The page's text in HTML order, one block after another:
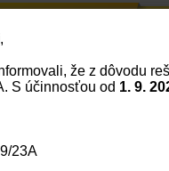
Support
O nás
,
že z dôvodu
S účinnosťou od 1. 9.
23A